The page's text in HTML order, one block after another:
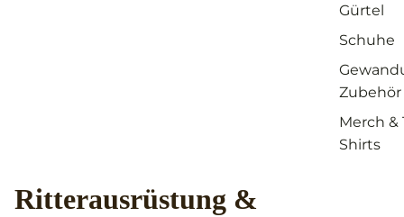
Gürtel
Schuhe
Zubehör
Merch &
Shirts
Ritterausrüstung &